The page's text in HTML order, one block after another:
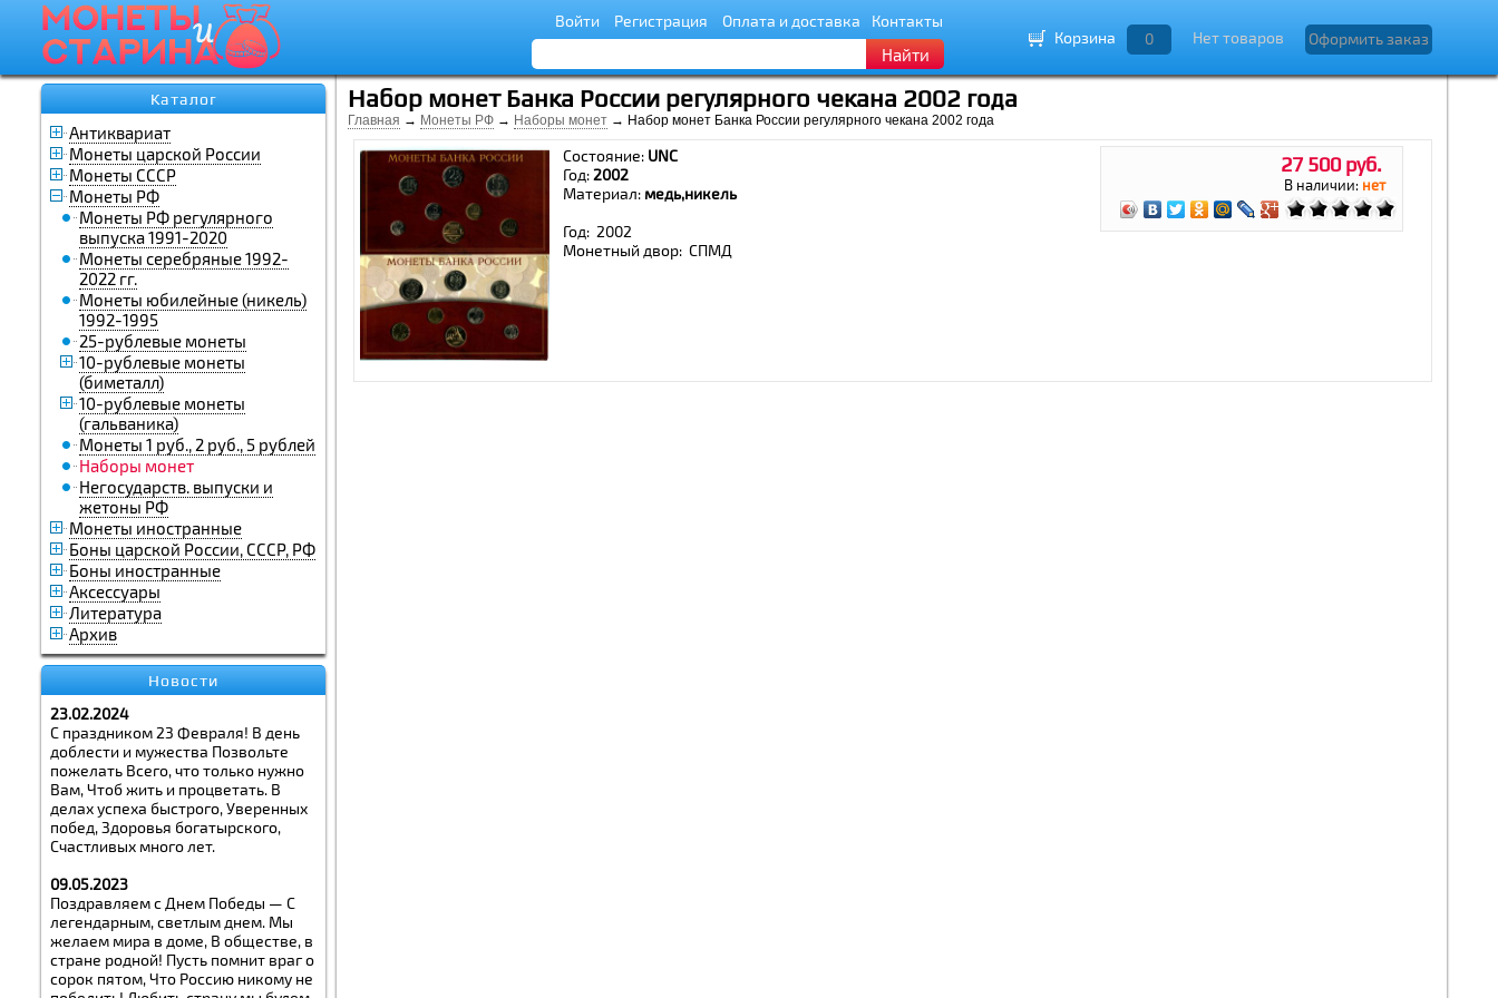
Войти Регистрация Оплата и доставка Контакты
Найти
Корзина 0 Нет товаров Оформить заказ
Каталог
Антиквариат
Монеты царской России
Монеты СССР
Монеты РФ
Монеты РФ регулярного
выпуска 1991-2020
Монеты серебряные 1992-
2022 гг.
Монеты юбилейные (никель)
1992-1995
25-рублевые монеты
10-рублевые монеты
(биметалл)
10-рублевые монеты
(гальваника)
Монеты 1 руб., 2 руб., 5 рублей
Наборы монет
Негосударств. выпуски и
жетоны РФ
Монеты иностранные
Боны царской России, СССР, РФ
Боны иностранные
Аксессуары
Литература
Архив
Новости
23.02.2024
С праздником 23 Февраля! В день
доблести и мужества Позвольте
пожелать Всего, что только нужно
Вам, Чтоб жить и процветать. В
делах успеха быстрого, Уверенных
побед, Здоровья богатырского,
Счастливых много лет.
09.05.2023
Поздравляем с Днем Победы — С
легендарным, светлым днем. Мы
желаем мира в доме, В обществе, в
стране родной! Пусть помнит враг о
сорок пятом, Что Россию никому не
Набор монет Банка России регулярного чекана 2002 года
Главная → Монеты РФ → Наборы монет → Набор монет Банка России регулярного чекана 2002 года
27 500 руб.
В наличии: нет
Состояние: UNC
Год:2002
Материал: медь,никель
Год: 2002
Монетный двор: СПМД